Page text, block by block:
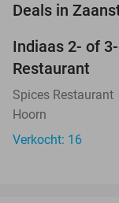
Deals in
TODAY
Indiaas 2- of
Restaurant
Spices Restaurant
Hoorn
Verkocht: 16